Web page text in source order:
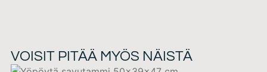
VOISIT PITÄÄ MYÖS NÄISTÄ